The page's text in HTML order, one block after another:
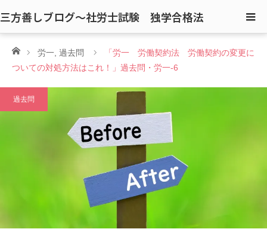
三方善しブログ〜社労士試験 独学合格法
ホーム労一 過去問
「労一 労働契約法 労働契約の変更に
ついての対処方法はこれ！」過去問・労一-6
過去問